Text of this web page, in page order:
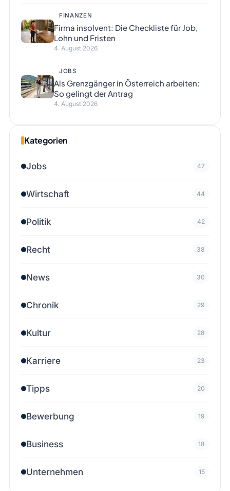
FINANZEN
Firma insolvent: Die Checkliste für Job,
Lohn und Fristen
4. August 2026
JOBS
Als Grenzgänger in Österreich arbeiten:
So gelingt der Antrag
4. August 2026
Kategorien
Jobs 47
Wirtschaft 44
Politik 42
Recht 38
News 30
Chronik 29
Kultur 28
Karriere 23
Tipps 20
Bewerbung 19
Business 18
Unternehmen 15